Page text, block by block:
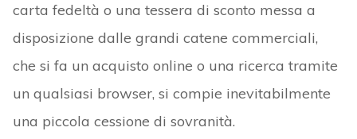
carta fedeltà o una tessera di sconto messa a
disposizione dalle grandi catene commerciali,
che si fa un acquisto online o una ricerca tramite
un qualsiasi browser, si compie inevitabilmente
una piccola cessione di sovranità.